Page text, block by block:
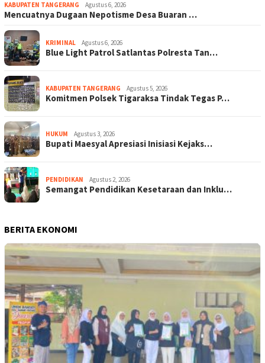
KABUPATEN TANGERANG Agustus 6, 2026
Mencuatnya Dugaan Nepotisme Desa Buaran …
KRIMINAL Agustus 6, 2026
Blue Light Patrol Satlantas Polresta Tan…
KABUPATEN TANGERANG Agustus 5, 2026
Komitmen Polsek Tigaraksa Tindak Tegas P…
HUKUM Agustus 3, 2026
Bupati Maesyal Apresiasi Inisiasi Kejaks…
PENDIDIKAN Agustus 2, 2026
Semangat Pendidikan Kesetaraan dan Inklu…
BERITA EKONOMI